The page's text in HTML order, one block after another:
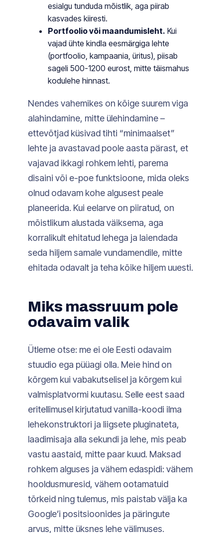
esialgu tunduda mõistlik, aga piirab
kasvades kiiresti.
Portfoolio või maandumisleht. Kui
vajad ühte kindla eesmärgiga lehte
(portfoolio, kampaania, üritus), piisab
sageli 500-1200 eurost, mitte täismahus
kodulehe hinnast.
Nendes vahemikes on kõige suurem viga
alahindamine, mitte ülehindamine –
ettevõtjad küsivad tihti “minimaalset”
lehte ja avastavad poole aasta pärast, et
vajavad ikkagi rohkem lehti, parema
disaini või e-poe funktsioone, mida oleks
olnud odavam kohe algusest peale
planeerida. Kui eelarve on piiratud, on
mõistlikum alustada väiksema, aga
korralikult ehitatud lehega ja laiendada
seda hiljem samale vundamendile, mitte
ehitada odavalt ja teha kõike hiljem uuesti.
Miks massruum pole
odavaim valik
Ütleme otse: me ei ole Eesti odavaim
stuudio ega püüagi olla. Meie hind on
kõrgem kui vabakutselisel ja kõrgem kui
valmisplatvormi kuutasu. Selle eest saad
eritellimusel kirjutatud vanilla-koodi ilma
lehekonstruktori ja liigsete pluginateta,
laadimisaja alla sekundi ja lehe, mis peab
vastu aastaid, mitte paar kuud. Maksad
rohkem alguses ja vähem edaspidi: vähem
hooldusmuresid, vähem ootamatuid
tõrkeid ning tulemus, mis paistab välja ka
Google’i positsioonides ja päringute
arvus, mitte üksnes lehe välimuses.